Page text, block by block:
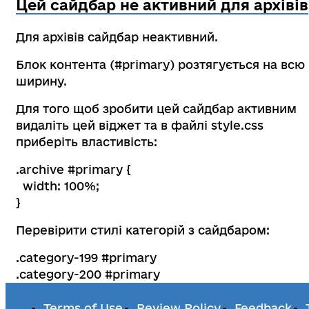
Цей сайдбар не активний для архівів
Для архівів сайдбар неактивний.
Блок контента (#primary) розтягується на всю
ширину.
Для того щоб зробити цей сайдбар активним
видаліть цей віджет та в файлі style.css
приберіть властивість:
.archive #primary {
width: 100%;
}
Перевірити стилі категорій з сайдбаром:
.category-199 #primary
.category-200 #primary